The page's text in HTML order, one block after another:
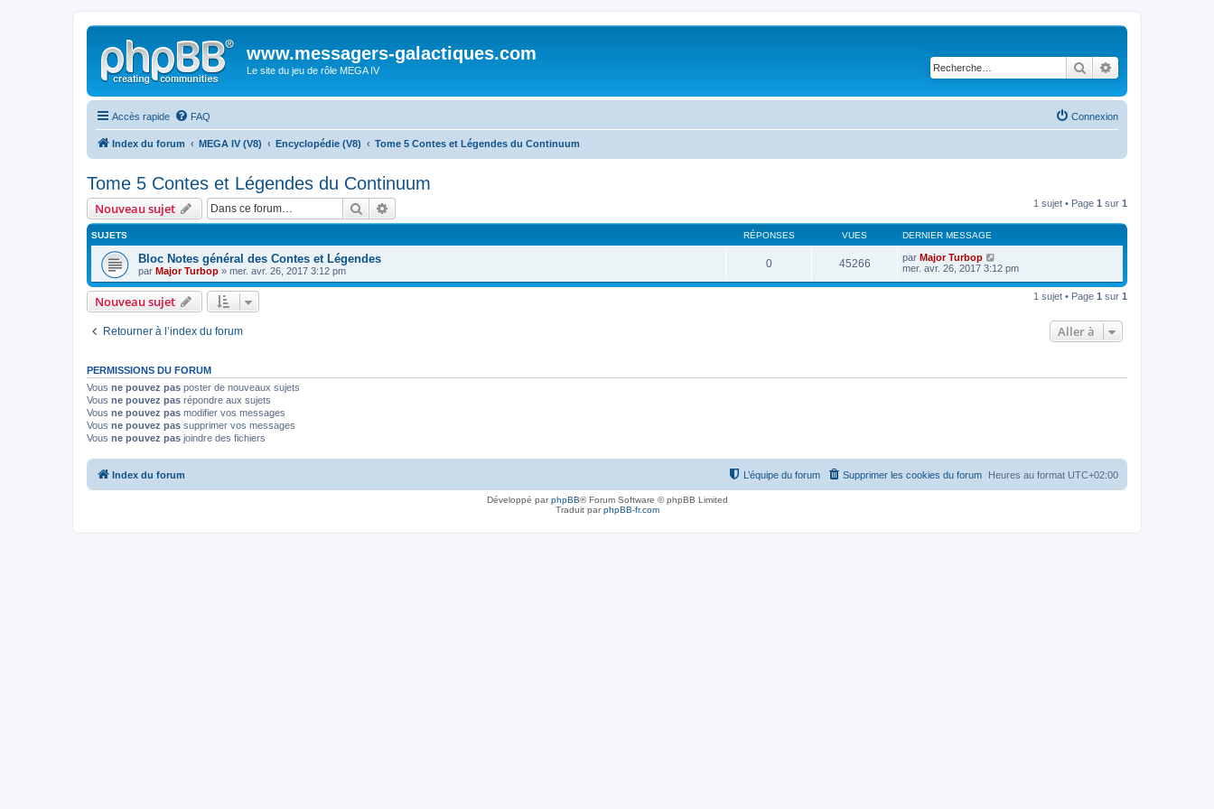
www.messagers-galactiques.com
Le site du jeu de rôle MEGA IV Rechercher
Accès rapide FAQ Connexion
Index du forum MEGA IV (V8) Encyclopédie (V8) Tome 5 Contes et Légendes du Continuum
Tome 5 Contes et Légendes du Continuum
Nouveau sujet Rechercher 1 sujet • Page 1 sur 1
SUJETS RÉPONSES VUES DERNIER MESSAGE
Bloc Notes général des Contes et Légendes
par Major Turbop » mer. avr. 26, 2017 3:12 pm
0 45266 par Major Turbop
mer. avr. 26, 2017 3:12 pm
Nouveau sujet 1 sujet • Page 1 sur 1
Retourner à l’index du forum Aller à
PERMISSIONS DU FORUM
Vous ne pouvez pas poster de nouveaux sujets
Vous ne pouvez pas répondre aux sujets
Vous ne pouvez pas modifier vos messages
Vous ne pouvez pas supprimer vos messages
Vous ne pouvez pas joindre des fichiers
Index du forum Heures au format UTC+02:00
Supprimer les cookies du forum
L’équipe du forum
Développé parphpBB® Forum Software © phpBB Limited
Traduit parphpBB-fr.com